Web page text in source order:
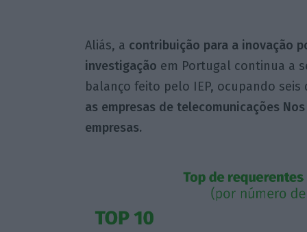
Aliás, a contribuição para a inovação
investigação em Portugal continua a
balanço feito pelo IEP, ocupando seis
as empresas de telecomunicações
empresas.